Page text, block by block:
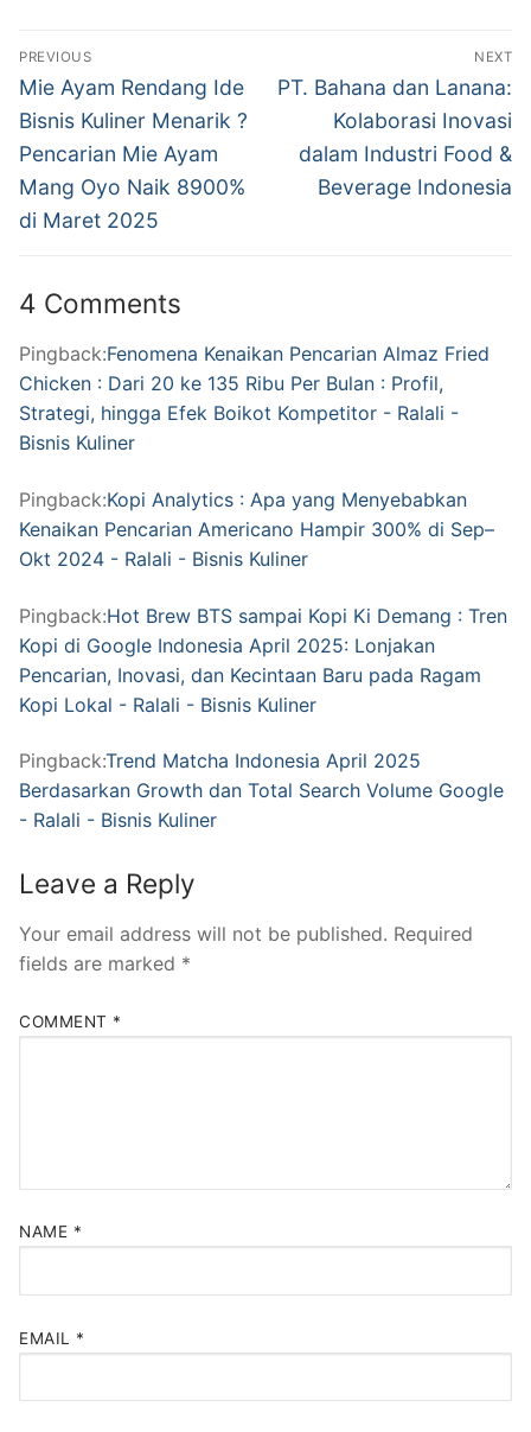
Post
navigation
PREVIOUS
Previous
post:
Mie Ayam Rendang Ide
Bisnis Kuliner Menarik ?
Pencarian Mie Ayam
Mang Oyo Naik 8900%
di Maret 2025
NEXT
Next
PT. Bahana dan Lanana:
Kolaborasi Inovasi
dalam Industri Food &
Beverage Indonesia
4 Comments
Pingback:Fenomena Kenaikan Pencarian Almaz Fried
Chicken : Dari 20 ke 135 Ribu Per Bulan : Profil,
Strategi, hingga Efek Boikot Kompetitor - Ralali -
Bisnis Kuliner
Pingback:Kopi Analytics : Apa yang Menyebabkan
Kenaikan Pencarian Americano Hampir 300% di Sep–
Okt 2024 - Ralali - Bisnis Kuliner
Pingback:Hot Brew BTS sampai Kopi Ki Demang : Tren
Kopi di Google Indonesia April 2025: Lonjakan
Pencarian, Inovasi, dan Kecintaan Baru pada Ragam
Kopi Lokal - Ralali - Bisnis Kuliner
Pingback:Trend Matcha Indonesia April 2025
Berdasarkan Growth dan Total Search Volume Google
- Ralali - Bisnis Kuliner
Leave a Reply
Your email address will not be published. Required
fields are marked *
COMMENT *
NAME *
EMAIL *